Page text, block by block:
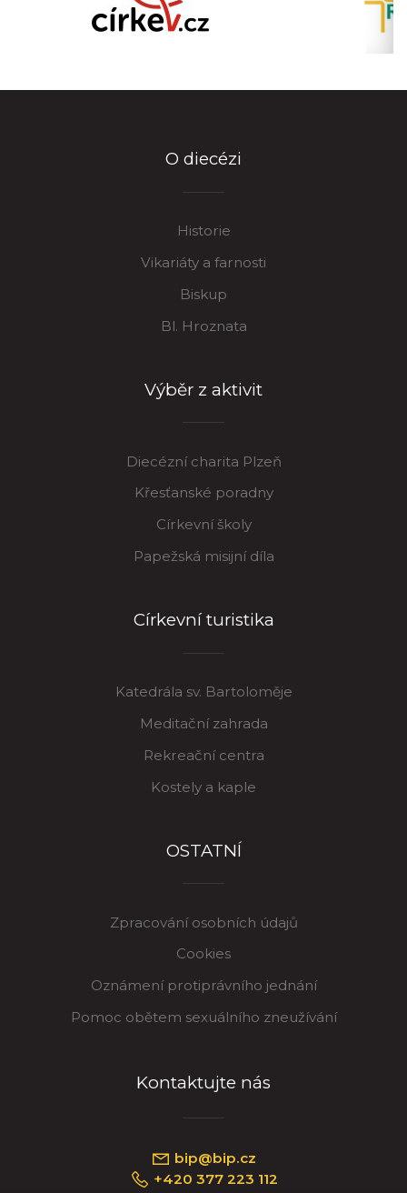
O diecézi
Historie
Vikariáty a farnosti
Biskup
Bl. Hroznata
Výběr z aktivit
Diecézní charita Plzeň
Křesťanské poradny
Církevní školy
Papežská misijní díla
Církevní turistika
Katedrála sv. Bartoloměje
Meditační zahrada
Rekreační centra
Kostely a kaple
OSTATNÍ
Zpracování osobních údajů
Cookies
Oznámení protiprávního jednání
Pomoc obětem sexuálního zneužívání
Kontaktujte nás
bip@bip.cz
+420 377 223 112